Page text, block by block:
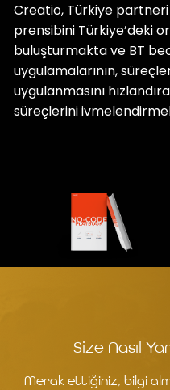
Creatio, Türkiye
prensibini Türkiye’deki
buluşturmakta ve BT
uygulamalarının,
uygulanmasını
süreçlerini
Size Nasıl
Merak ettiğiniz, bilgi